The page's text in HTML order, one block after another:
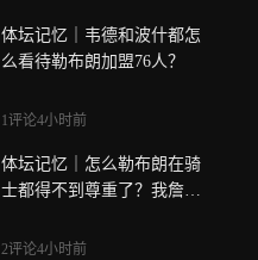
体坛记忆｜韦德和波什都怎
么看待勒布朗加盟76人？
1评论4小时前
体坛记忆｜怎么勒布朗在骑
士都得不到尊重了？我詹想
2评论4小时前